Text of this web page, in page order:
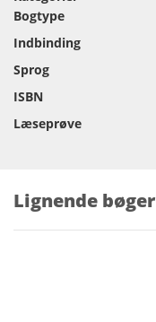
Bogtype
Indbinding
Sprog
ISBN
Læseprøve
Lignende bøger